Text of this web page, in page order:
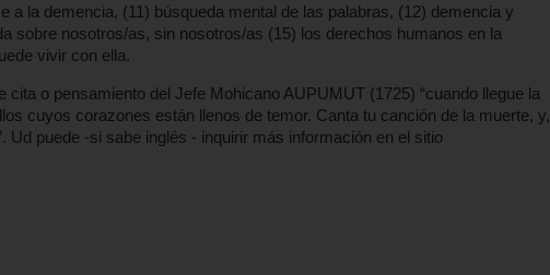
a la demencia, (11) búsqueda mental de las palabras, (12) demencia y
sobre nosotros/as, sin nosotros/as (15) los derechos humanos en la
vivir con ella.
o pensamiento del Jefe Mohicano AUPUMUT (1725) “cuando llegue la
cuyos corazones están llenos de temor. Canta tu canción de la muerte, y,
Ud puede -si sabe inglés - inquirir más información en el sitio